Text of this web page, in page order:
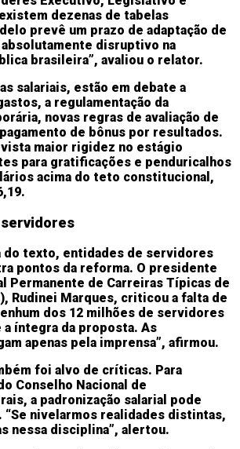
dezenas de tabelas
prevê um prazo de adaptação de
absolutamente disruptivo na
brasileira”, avaliou o relator.
salariais, estão em debate a
a regulamentação da
novas regras de avaliação de
de bônus por resultados.
maior rigidez no estágio
para gratificações e penduricalhos
acima do teto constitucional,
do texto, entidades de servidores
pontos da reforma. O presidente
Permanente de Carreiras Típicas de
Rudinei Marques, criticou a falta de
dos 12 milhões de servidores
íntegra da proposta. As
apenas pela imprensa”, afirmou.
foi alvo de críticas. Para
Conselho Nacional de
a padronização salarial pode
nivelarmos realidades distintas,
nessa disciplina”, alertou.